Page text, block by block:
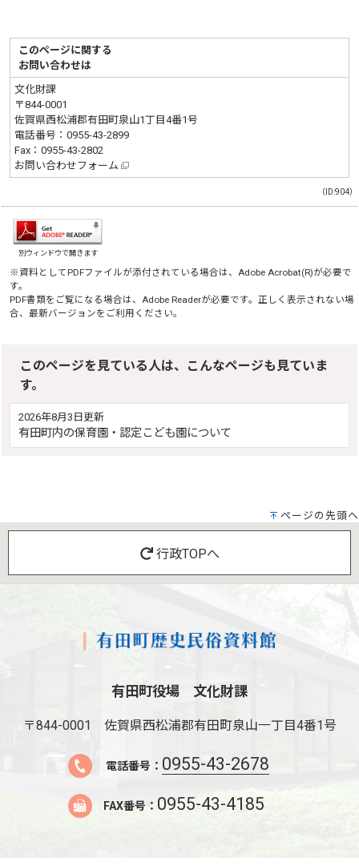
このページに関する
お問い合わせは
文化財課
〒844-0001
佐賀県西松浦郡有田町泉山1丁目4番1号
電話番号：0955-43-2899
Fax：0955-43-2802
お問い合わせフォーム
（ID:904）
別ウィンドウで開きます
※資料としてPDFファイルが添付されている場合は、Adobe Acrobat(R)が必要で
す。
PDF書類をご覧になる場合は、Adobe Readerが必要です。正しく表示されない場
合、最新バージョンをご利用ください。
このページを見ている人は、こんなページも見ていま
す。
2026年8月3日更新
有田町内の保育園・認定こども園について
ページの先頭へ
行政TOPへ
有田町役場 文化財課
〒844-0001 佐賀県西松浦郡有田町泉山一丁目4番1号
電話番号： 0955-43-2678
FAX番号： 0955-43-4185